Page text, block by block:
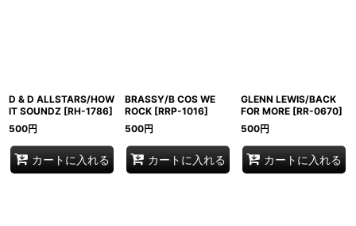
D & D ALLSTARS/HOW
IT SOUNDZ [RH-1786]
500円
カートに入れる
BRASSY/B COS WE
ROCK [RRP-1016]
500円
カートに入れる
GLENN LEWIS/BACK
FOR MORE [RR-0670]
500円
カートに入れる